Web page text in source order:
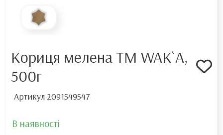
Кориця мелена TM WAK`A,
500г
Артикул 2091549547
В наявності